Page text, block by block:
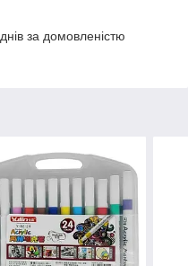
за домовленістю